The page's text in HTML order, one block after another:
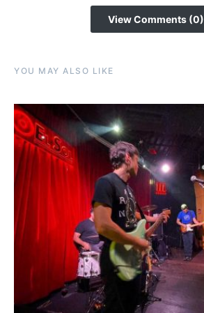
View Comments (0)
YOU MAY ALSO LIKE